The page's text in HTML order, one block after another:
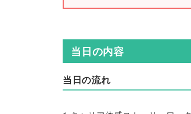
当日の内容
当日の流れ